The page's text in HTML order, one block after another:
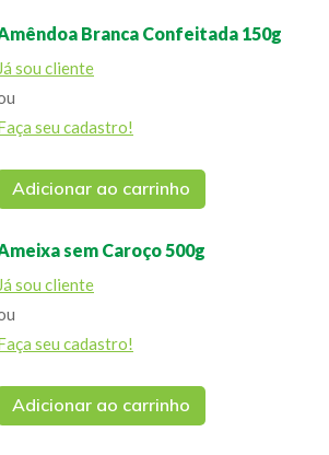
Branca Confeitada 150g
Já sou cliente
seu cadastro!
Adicionar ao carrinho
sem Caroço 500g
Já sou cliente
seu cadastro!
Adicionar ao carrinho